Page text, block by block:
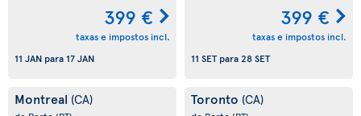
399 €
taxas e impostos incl.
11 JAN para 17 JAN
399 €
taxas e impostos incl.
11 SETpara28 SET
Montreal (CA) Toronto (CA)